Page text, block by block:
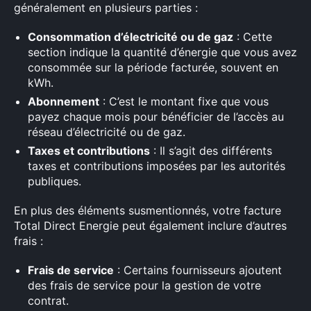
généralement en plusieurs parties :
Consommation d’électricité ou de gaz : Cette
section indique la quantité d’énergie que vous avez
consommée sur la période facturée, souvent en
kWh.
Abonnement : C’est le montant fixe que vous
payez chaque mois pour bénéficier de l’accès au
réseau d’électricité ou de gaz.
Taxes et contributions : Il s’agit des différents
taxes et contributions imposées par les autorités
publiques.
En plus des éléments susmentionnés, votre facture
Total Direct Energie peut également inclure d’autres
frais :
Frais de service : Certains fournisseurs ajoutent
des frais de service pour la gestion de votre
contrat.